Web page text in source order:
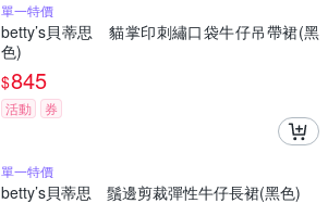
單一特價
betty’s貝蒂思 貓掌印刺繡口袋牛仔吊帶裙(黑
色)
$845
活動 券
單一特價
betty’s貝蒂思 鬚邊剪裁彈性牛仔長裙(黑色)